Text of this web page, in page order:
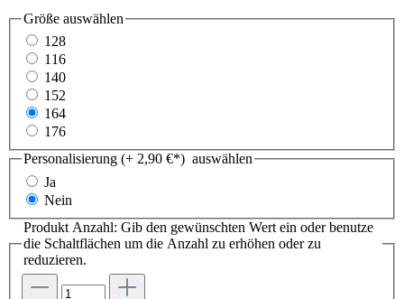
Größe auswählen
128
116
140
152
164
176
Personalisierung (+ 2,90 €*) auswählen
Ja
Nein
Produkt Anzahl: Gib den gewünschten Wert ein oder benutze
die Schaltflächen um die Anzahl zu erhöhen oder zu
reduzieren.